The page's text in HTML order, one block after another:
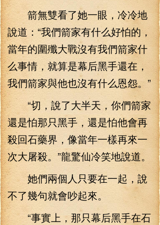
箭無雙看了她一眼，冷冷地
說道：“我們箭家有什么好怕的，
當年的圍殲大戰沒有我們箭家什
么事情，就算是幕后黑手還在，
我們箭家與他也沒有什么恩怨。”
“切，說了大半天，你們箭家
還是怕那只黑手，還是怕他會再
殺回石藥界，像當年一樣再來一
次大屠殺。”龍驚仙冷笑地說道。
她們兩個人只要在一起，說
不了幾句就會吵起來。
“事實上，那只幕后黑手在石